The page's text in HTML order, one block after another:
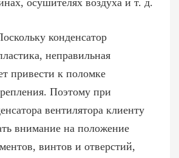
осушителях воздуха и т. д.
конденсатор
неправильная
привести к поломке
Поэтому при
вентилятора клиенту
внимание на положение
винтов и отверстий,